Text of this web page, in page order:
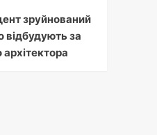
зруйнований
відбудують за